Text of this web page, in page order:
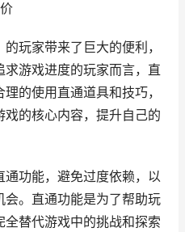
玩家带来了巨大的便利，
游戏进度的玩家而言，直
的使用直通道具和技巧，
的核心内容，提升自己的
功能，避免过度依赖，以
。直通功能是为了帮助玩
替代游戏中的挑战和探索